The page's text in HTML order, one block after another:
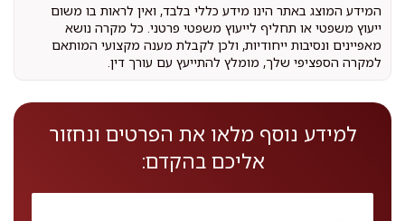
המידע המוצג באתר הינו מידע כללי בלבד, ואין לראות בו משום
ייעוץ משפטי או תחליף לייעוץ משפטי פרטני. כל מקרה נושא
מאפיינים ונסיבות ייחודיות, ולכן לקבלת מענה מקצועי המותאם
למקרה הספציפי שלך, מומלץ להתייעץ עם עורך דין.
למידע נוסף מלאו את הפרטים ונחזור
אליכם בהקדם: